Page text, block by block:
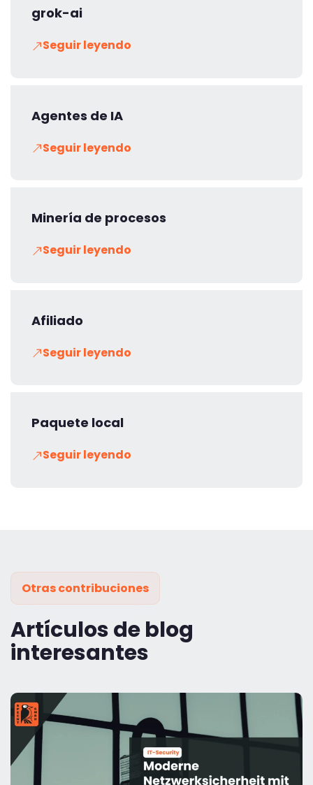
grok-ai
Seguir leyendo
Agentes de IA
Seguir leyendo
Minería de procesos
Seguir leyendo
Afiliado
Seguir leyendo
Paquete local
Seguir leyendo
Otras contribuciones
Artículos de blog
interesantes